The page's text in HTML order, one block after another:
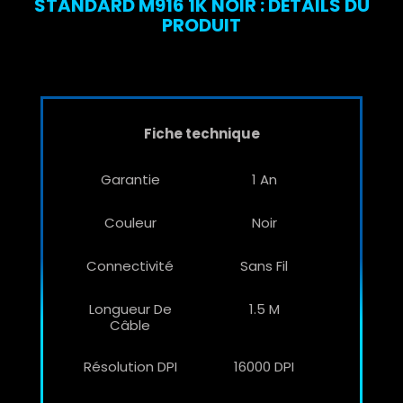
STANDARD M916 1K NOIR : DÉTAILS DU
PRODUIT
Fiche technique
Garantie 1 An
Couleur Noir
Connectivité Sans Fil
Longueur De
Câble
1.5 M
Résolution DPI 16000 DPI